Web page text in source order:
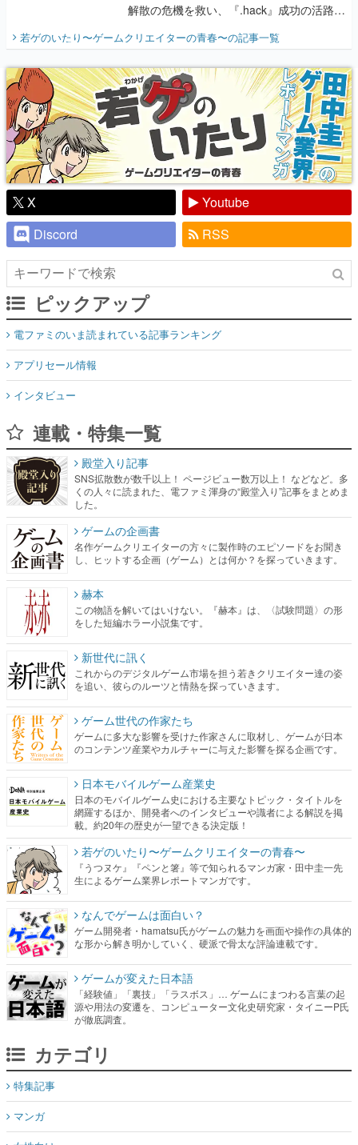
解散の危機を救い、『.hack』成功の活路を
開く。業界の快男児・松山 洋に流れる血は
『少年ジャンプ』色だった【若ゲのいた
り】
若ゲのいたり〜ゲームクリエイターの青春〜の記事一覧
X
Youtube
Discord
RSS
ピックアップ
電ファミのいま読まれている記事ランキング
アプリセール情報
インタビュー
連載・特集一覧
殿堂入り記事
SNS拡散数が数千以上！ ページビュー数万以上！ などなど。多
くの人々に読まれた、電ファミ渾身の“殿堂入り”記事をまとめま
した。
ゲームの企画書
名作ゲームクリエイターの方々に製作時のエピソードをお聞き
し、ヒットする企画（ゲーム）とは何か？を探っていきます。
赫本
この物語を解いてはいけない。『赫本』は、〈試験問題〉の形
をした短編ホラー小説集です。
新世代に訊く
これからのデジタルゲーム市場を担う若きクリエイター達の姿
を追い、彼らのルーツと情熱を探っていきます。
ゲーム世代の作家たち
ゲームに多大な影響を受けた作家さんに取材し、ゲームが日本
のコンテンツ産業やカルチャーに与えた影響を探る企画です。
日本モバイルゲーム産業史
日本のモバイルゲーム史における主要なトピック・タイトルを
網羅するほか、開発者へのインタビューや識者による解説を掲
載。約20年の歴史が一望できる決定版！
若ゲのいたり〜ゲームクリエイターの青春〜
『うつヌケ』『ペンと箸』等で知られるマンガ家・田中圭一先
生によるゲーム業界レポートマンガです。
なんでゲームは面白い？
ゲーム開発者・hamatsu氏がゲームの魅力を画面や操作の具体的
な形から解き明かしていく、硬派で骨太な評論連載です。
ゲームが変えた日本語
「経験値」「裏技」「ラスボス」… ゲームにまつわる言葉の起
源や用法の変遷を、コンピューター文化史研究家・タイニーP氏
が徹底調査。
カテゴリ
特集記事
マンガ